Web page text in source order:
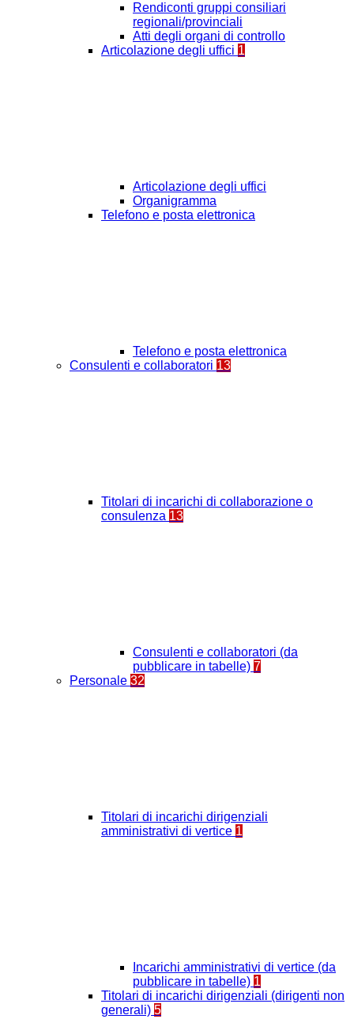
Rendiconti gruppi consiliari
regionali/provinciali
Atti degli organi di controllo
Articolazione degli uffici 1
Articolazione degli uffici
Organigramma
Telefono e posta elettronica
Telefono e posta elettronica
Consulenti e collaboratori 13
Titolari di incarichi di collaborazione o
consulenza 13
Consulenti e collaboratori (da
pubblicare in tabelle) 7
Personale 32
Titolari di incarichi dirigenziali
amministrativi di vertice 1
Incarichi amministrativi di vertice (da
pubblicare in tabelle) 1
Titolari di incarichi dirigenziali (dirigenti non
generali) 5